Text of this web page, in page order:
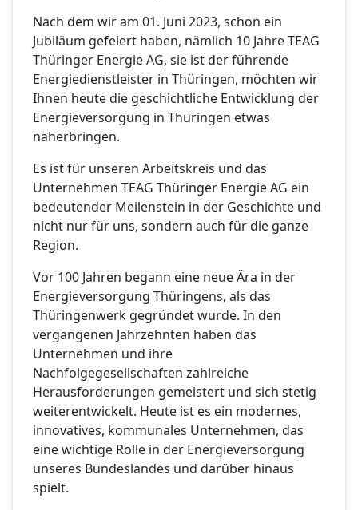
Nach dem wir am 01. Juni 2023, schon ein
Jubiläum gefeiert haben, nämlich 10 Jahre TEAG
Thüringer Energie AG, sie ist der führende
Energiedienstleister in Thüringen, möchten wir
Ihnen heute die geschichtliche Entwicklung der
Energieversorgung in Thüringen etwas
näherbringen.
Es ist für unseren Arbeitskreis und das
Unternehmen TEAG Thüringer Energie AG ein
bedeutender Meilenstein in der Geschichte und
nicht nur für uns, sondern auch für die ganze
Region.
Vor 100 Jahren begann eine neue Ära in der
Energieversorgung Thüringens, als das
Thüringenwerk gegründet wurde. In den
vergangenen Jahrzehnten haben das
Unternehmen und ihre
Nachfolgegesellschaften zahlreiche
Herausforderungen gemeistert und sich stetig
weiterentwickelt. Heute ist es ein modernes,
innovatives, kommunales Unternehmen, das
eine wichtige Rolle in der Energieversorgung
unseres Bundeslandes und darüber hinaus
spielt.